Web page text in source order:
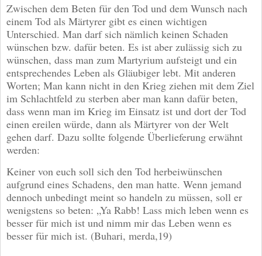
Zwischen dem Beten für den Tod und dem Wunsch nach
einem Tod als Märtyrer gibt es einen wichtigen
Unterschied. Man darf sich nämlich keinen Schaden
wünschen bzw. dafür beten. Es ist aber zulässig sich zu
wünschen, dass man zum Martyrium aufsteigt und ein
entsprechendes Leben als Gläubiger lebt. Mit anderen
Worten; Man kann nicht in den Krieg ziehen mit dem Ziel
im Schlachtfeld zu sterben aber man kann dafür beten,
dass wenn man im Krieg im Einsatz ist und dort der Tod
einen ereilen würde, dann als Märtyrer von der Welt
gehen darf. Dazu sollte folgende Überlieferung erwähnt
werden:
Keiner von euch soll sich den Tod herbeiwünschen
aufgrund eines Schadens, den man hatte. Wenn jemand
dennoch unbedingt meint so handeln zu müssen, soll er
wenigstens so beten: „Ya Rabb! Lass mich leben wenn es
besser für mich ist und nimm mir das Leben wenn es
besser für mich ist. (Buhari, merda,19)